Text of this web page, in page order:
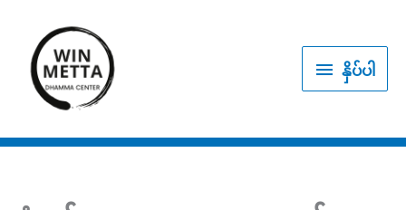
content
နှိပ် နှိပ်ပါ